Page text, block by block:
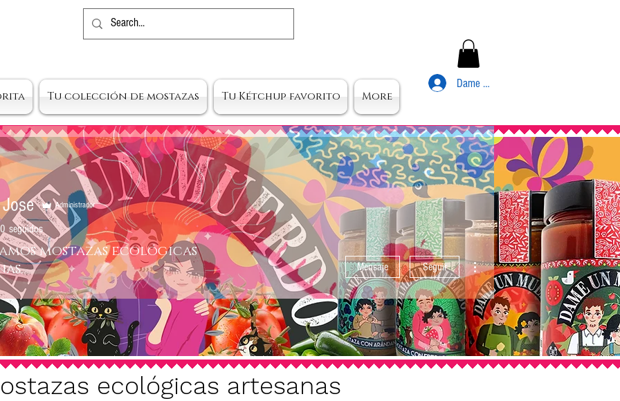
Tu colección de mostazas Tu Kétchup favorito More
Dame Un Muerdo
ecológicas artesanas
Administrador
0 seguidos
mostazas ecológicas
Mensaje Seguir
Más acciones